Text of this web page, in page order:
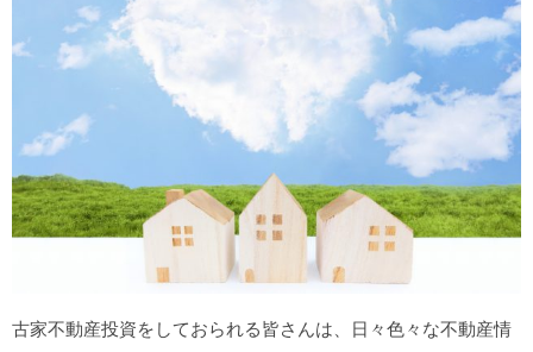
古家不動産投資をしておられる皆さんは、日々色々な不動産情